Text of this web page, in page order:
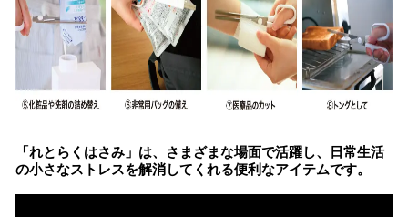
「れとらくはさみ」は、さまざまな場面で活躍し、日常生活
の小さなストレスを解消してくれる便利なアイテムです。